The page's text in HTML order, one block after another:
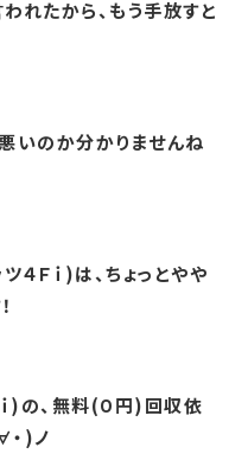
れたから、もう手放すと
いのか分かりませんね
４Ｆｉ)は、ちょっとやや
)の、無料(０円)回収依
・)ノ